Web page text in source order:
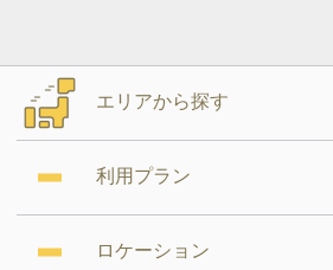
エリアから探す
利用プラン
ロケーション